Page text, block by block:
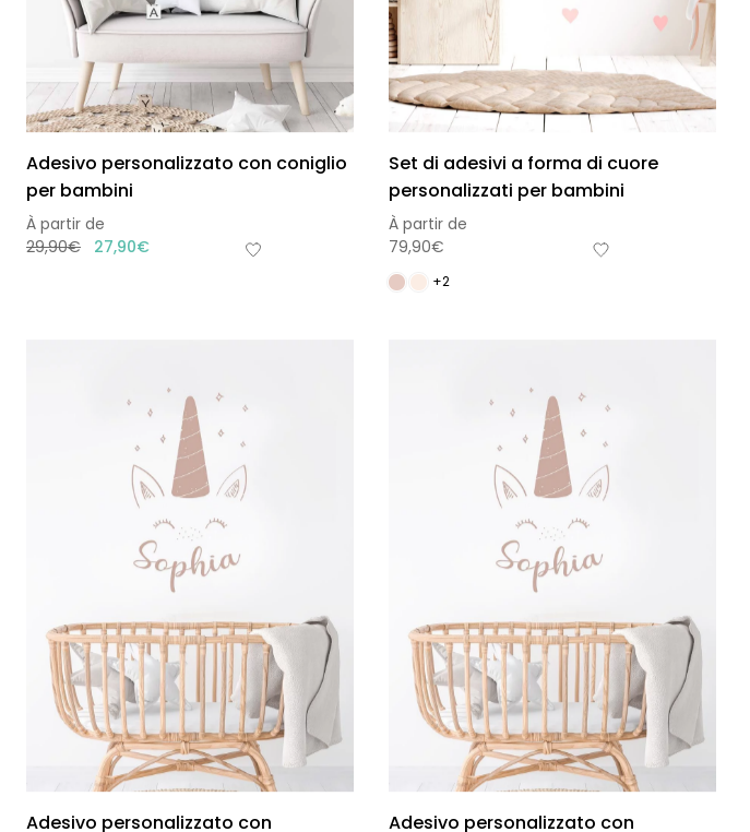
Adesivo personalizzato con coniglio
per bambini
À partir de
29,90€ 27,90€
Set di adesivi a forma di cuore
personalizzati per bambini
À partir de
79,90€
+2
Adesivo personalizzato con Adesivo personalizzato con